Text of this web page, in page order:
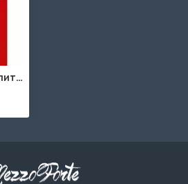
16180МИ Антология литературы для балалайки. Выпуск 1. В.В. Андреев, издательство "Музыка"